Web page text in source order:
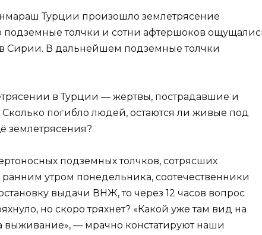
Турции произошло землетрясение
подземные толчки и сотни афтершоков
в Сирии. В дальнейшем подземные толчки
в Турции — жертвы, пострадавшие и
погибло людей, остаются ли живые под
землетрясения?
подземных толчков, сотрясших
утром понедельника, соотечественники
выдачи ВНЖ, то через 12 часов вопрос
но скоро тряхнет? «Какой уже там вид на
выживание», — мрачно констатируют наши